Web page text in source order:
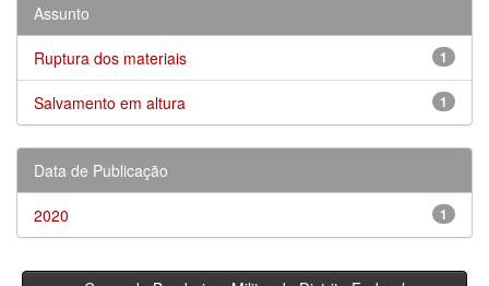
Assunto
1
Ruptura dos materiais
1
Salvamento em altura
Data de Publicação
1
2020